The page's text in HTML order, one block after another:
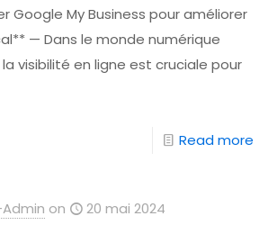
Google My Business pour améliorer
— Dans le monde numérique
la visibilité en ligne est cruciale pour
Read more
on 20 mai 2024